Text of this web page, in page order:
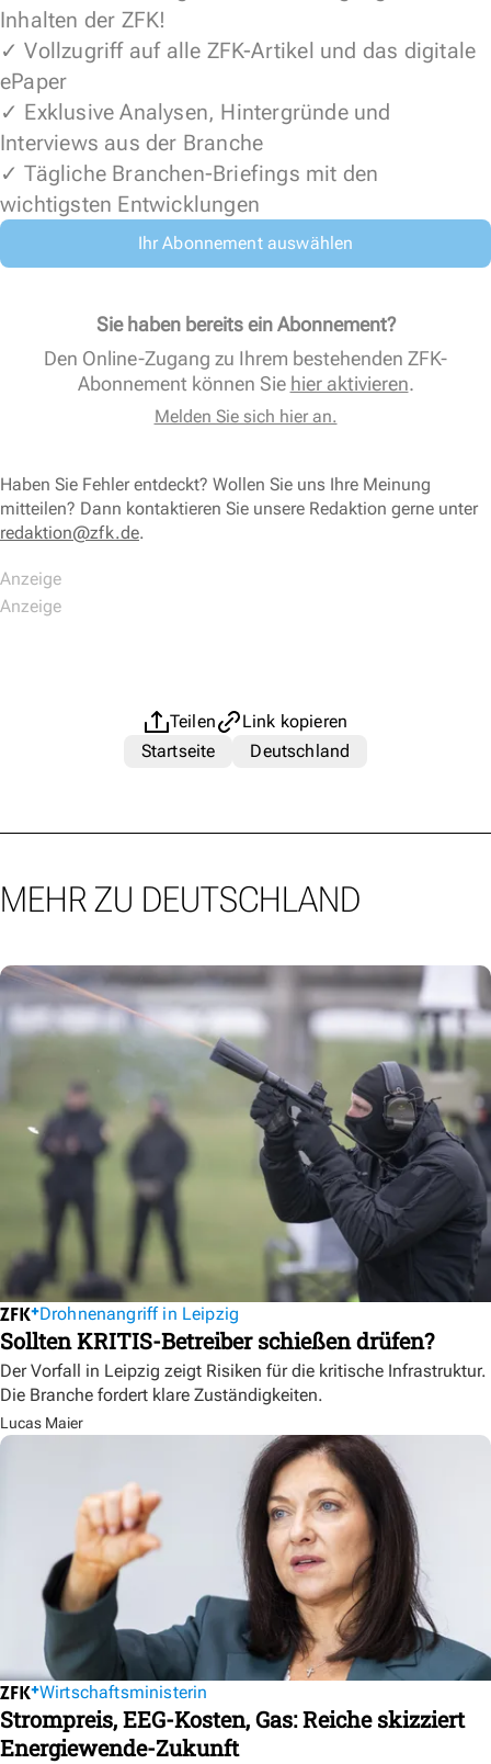
Inhalten der ZFK!
✓ Vollzugriff auf alle ZFK-Artikel und das digitale
ePaper
✓ Exklusive Analysen, Hintergründe und
Interviews aus der Branche
✓ Tägliche Branchen-Briefings mit den
wichtigsten Entwicklungen
Ihr Abonnement auswählen
Sie haben bereits ein Abonnement?
Den Online-Zugang zu Ihrem bestehenden ZFK-
Abonnement können Sie hier aktivieren.
Melden Sie sich hier an.
Haben Sie Fehler entdeckt? Wollen Sie uns Ihre Meinung
mitteilen? Dann kontaktieren Sie unsere Redaktion gerne unter
redaktion@zfk.de.
Teilen
Link kopieren
Startseite
Deutschland
MEHR ZU DEUTSCHLAND
Drohnenangriff in Leipzig
Sollten KRITIS-Betreiber schießen drüfen?
Der Vorfall in Leipzig zeigt Risiken für die kritische Infrastruktur.
Die Branche fordert klare Zuständigkeiten.
Lucas Maier
Wirtschaftsministerin
Strompreis, EEG-Kosten, Gas: Reiche skizziert
Energiewende-Zukunft